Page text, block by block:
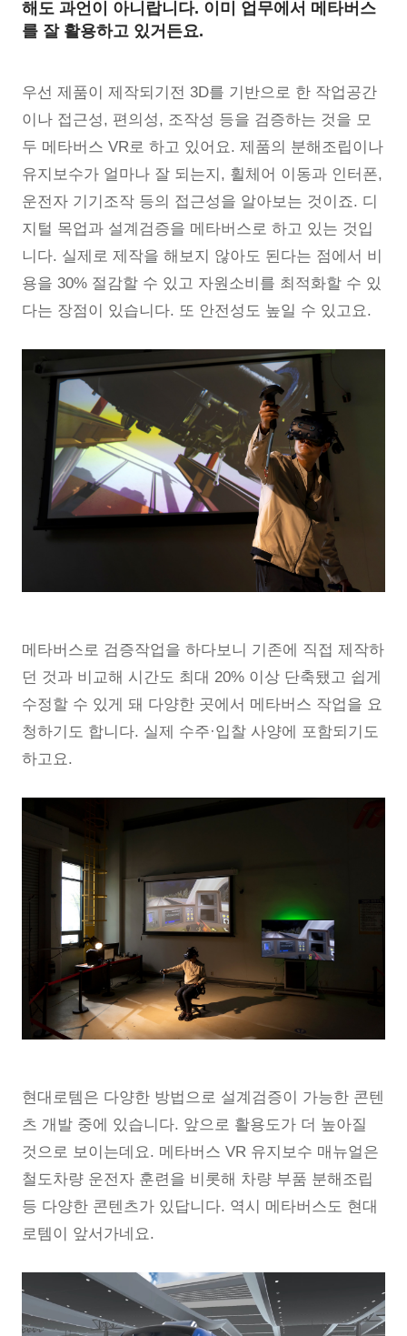
해도 과언이 아니랍니다. 이미 업무에서 메타버스
를 잘 활용하고 있거든요.
우선 제품이 제작되기전 3D를 기반으로 한 작업공간
이나 접근성, 편의성, 조작성 등을 검증하는 것을 모
두 메타버스 VR로 하고 있어요. 제품의 분해조립이나
유지보수가 얼마나 잘 되는지, 휠체어 이동과 인터폰,
운전자 기기조작 등의 접근성을 알아보는 것이죠. 디
지털 목업과 설계검증을 메타버스로 하고 있는 것입
니다. 실제로 제작을 해보지 않아도 된다는 점에서 비
용을 30% 절감할 수 있고 자원소비를 최적화할 수 있
다는 장점이 있습니다. 또 안전성도 높일 수 있고요.
메타버스로 검증작업을 하다보니 기존에 직접 제작하
던 것과 비교해 시간도 최대 20% 이상 단축됐고 쉽게
수정할 수 있게 돼 다양한 곳에서 메타버스 작업을 요
청하기도 합니다. 실제 수주·입찰 사양에 포함되기도
하고요.
현대로템은 다양한 방법으로 설계검증이 가능한 콘텐
츠 개발 중에 있습니다. 앞으로 활용도가 더 높아질
것으로 보이는데요. 메타버스 VR 유지보수 매뉴얼은
철도차량 운전자 훈련을 비롯해 차량 부품 분해조립
등 다양한 콘텐츠가 있답니다. 역시 메타버스도 현대
로템이 앞서가네요.